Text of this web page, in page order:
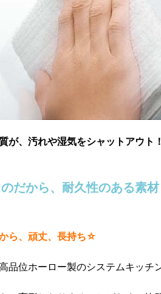
が、汚れや湿気をシャットアウト
だから、耐久性のある素材
ら、頑丈、長持ち☆
品位ホーロー製のシステムキッチン